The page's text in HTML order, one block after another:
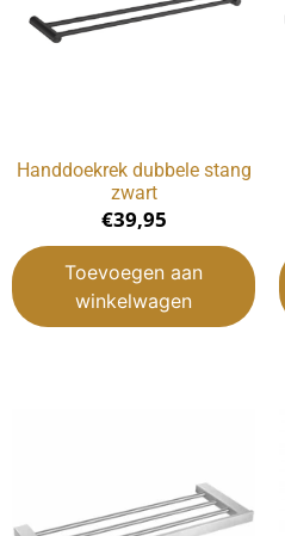
Handdoekrek dubbele stang
zwart
€39,95
Toevoegen aan
winkelwagen